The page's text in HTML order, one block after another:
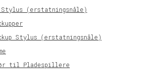
Stylus (erstatningsnåle)
Stylus (erstatningsnåle)
til Pladespillere